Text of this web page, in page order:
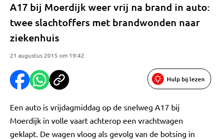
A17 bij Moerdijk weer vrij na brand in auto:
twee slachtoffers met brandwonden naar
ziekenhuis
21 augustus 2015 om 19:42
Hulp bij lezen
Een auto is vrijdagmiddag op de snelweg A17 bij
Moerdijk in volle vaart achterop een vrachtwagen
geklapt. De wagen vloog als gevolg van de botsing in